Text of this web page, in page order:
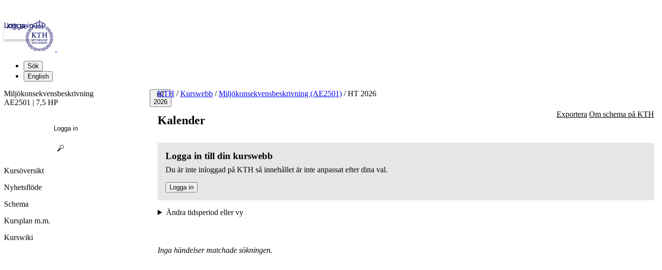
kth.se
Logga in
Sök
English
HT
2026
KTH / Kurswebb / Miljökonsekvensbeskrivning (AE2501) /HT 2026
Kalender Exportera Om schema på KTH
Logga in till din kurswebb
Du är inte inloggad på KTH så innehållet är inte anpassat efter dina val.
Logga in
Ändra tidsperiod eller vy
Inga händelser matchade sökningen.
Miljökonsekvensbeskrivning
AE2501 | 7,5 HP
Logga in
Kursöversikt
Nyhetsflöde
Schema
Kursplan m.m.
Kurswiki